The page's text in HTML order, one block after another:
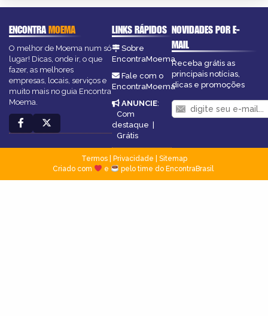
ENCONTRAMOEMA
O melhor de Moema num só
lugar! Dicas, onde ir, o que
fazer, as melhores
empresas, locais, serviços e
muito mais no guia Encontra
Moema.
LINKS RÁPIDOS
Sobre
EncontraMoema
Fale com o
EncontraMoema
ANUNCIE:
Com
destaque |
Grátis
NOVIDADES POR E-
MAIL
Receba grátis as
principais notícias,
dicas e promoções
Termos| Privacidade
Sitemap
Criado com
e pelo time do EncontraBrasil